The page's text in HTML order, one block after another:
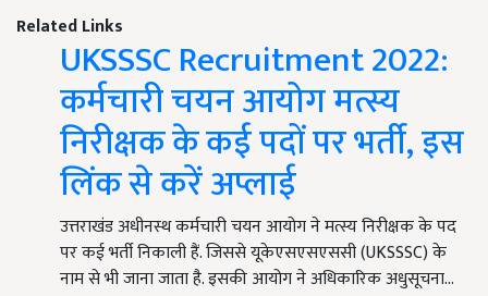
Related Links
UKSSSC Recruitment 2022:
कर्मचारी चयन आयोग मत्स्य
निरीक्षक के कई पदों पर भर्ती, इस
लिंक से करें अप्लाई
उत्तराखंड अधीनस्थ कर्मचारी चयन आयोग ने मत्स्य निरीक्षक के पद
पर कई भर्ती निकाली हैं. जिससे यूकेएसएसएससी (UKSSSC) के
नाम से भी जाना जाता है. इसकी आयोग ने अधिकारिक अधुसूचना…